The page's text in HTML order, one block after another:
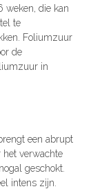
weken, die kan
te
Foliumzuur
de
in
een abrupt
het verwachte
geschokt.
intens zijn.